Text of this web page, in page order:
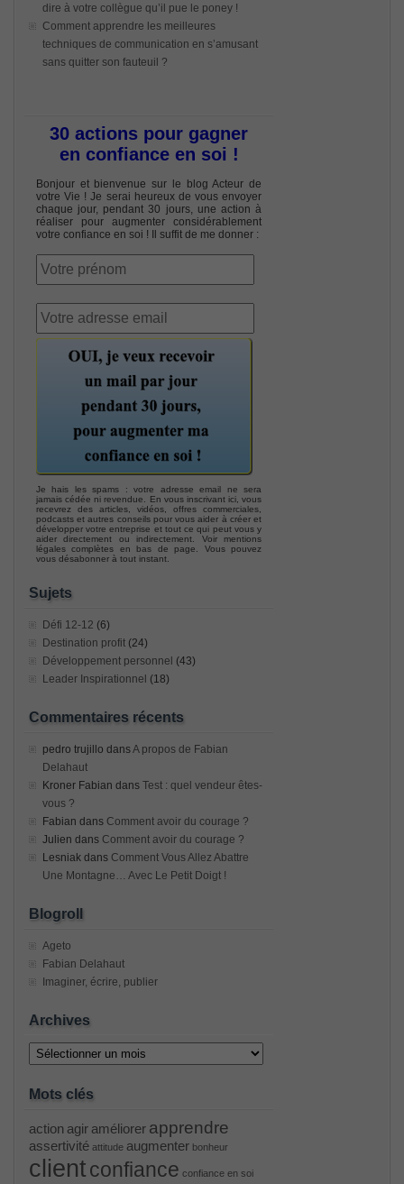
dire à votre collègue qu’il pue le poney !
Comment apprendre les meilleures
techniques de communication en s’amusant
sans quitter son fauteuil ?
30 actions pour gagner
en confiance en soi !
Bonjour et bienvenue sur le blog Acteur de
votre Vie ! Je serai heureux de vous envoyer
chaque jour, pendant 30 jours, une action à
réaliser pour augmenter considérablement
votre confiance en soi ! Il suffit de me donner :
Je hais les spams : votre adresse email ne sera
jamais cédée ni revendue. En vous inscrivant ici, vous
recevrez des articles, vidéos, offres commerciales,
podcasts et autres conseils pour vous aider à créer et
développer votre entreprise et tout ce qui peut vous y
aider directement ou indirectement. Voir mentions
légales complètes en bas de page. Vous pouvez
vous désabonner à tout instant.
Sujets
Défi 12-12 (6)
Destination profit (24)
Développement personnel (43)
Leader Inspirationnel (18)
Commentaires récents
pedro trujillo dansA propos de Fabian
Delahaut
Kroner Fabian dans Test : quel vendeur êtes-
vous ?
Fabian dans Comment avoir du courage ?
Julien dans Comment avoir du courage ?
Lesniak dans Comment Vous Allez Abattre
Une Montagne… Avec Le Petit Doigt !
Blogroll
Ageto
Fabian Delahaut
Imaginer, écrire, publier
Archives
Archives
Mots clés
action agir améliorer apprendre
assertivité attitude augmenter bonheur
client confiance confiance en soi